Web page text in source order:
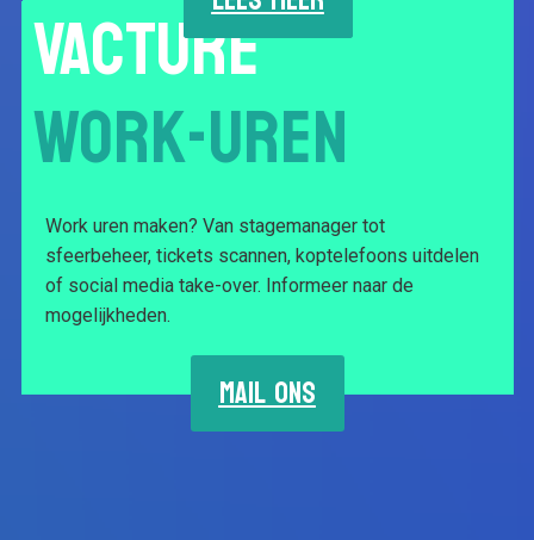
VACTURE
WORK-UREN
Work uren maken? Van stagemanager tot
sfeerbeheer, tickets scannen, koptelefoons uitdelen
of social media take-over. Informeer naar de
mogelijkheden.
MAIL ONS